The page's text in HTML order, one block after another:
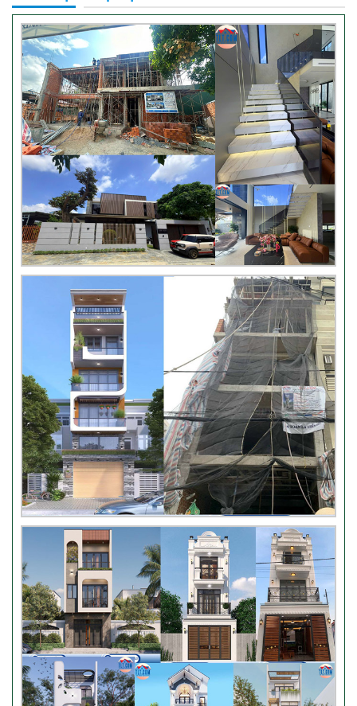
Video hình ảnh thi công nhà
anh Hiếu
Video bàn giao nhà chị
Phượng – Nhà Bè TPHCM
Video đánh giá từ khách hàng
chị Oanh – sửa nhà
Nhận xét khách hàng nhà chú
Trung – Gò Vấp